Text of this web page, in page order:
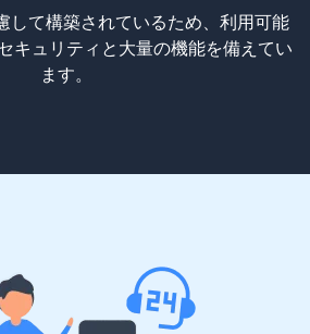
して構築されているため、利用可能
キュリティと大量の機能を備えてい
ます。